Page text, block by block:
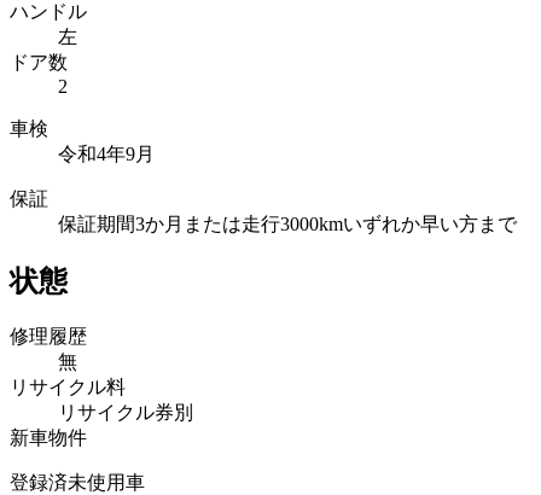
ハンドル
左
ドア数
2
車検
令和4年9月
保証
保証期間3か月または走行3000kmいずれか早い方まで
状態
修理履歴
無
リサイクル料
リサイクル券別
新車物件
登録済未使用車